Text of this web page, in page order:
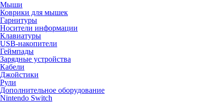
Мыши
Коврики для мышек
Гарнитуры
Носители информации
Клавиатуры
USB-накопители
Геймпады
Зарядные устройства
Кабели
Джойстики
Рули
Дополнительное оборудование
Nintendo Switch